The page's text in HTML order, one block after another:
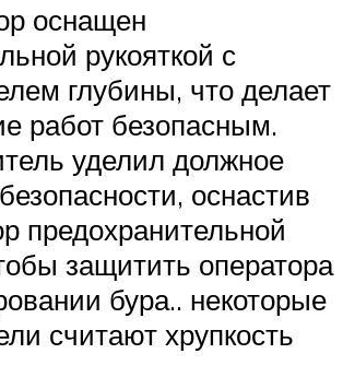
оснащен
рукояткой с
глубины, что делает
работ безопасным.
уделил должное
оснастив
предохранительной
защитить оператора
бура.. некоторые
считают хрупкость